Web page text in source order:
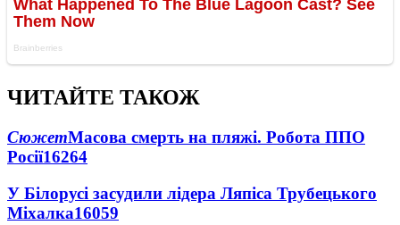
ЧИТАЙТЕ ТАКОЖ
СюжетМасова смерть на пляжі. Робота ППО
Росії16264
У Білорусі засудили лідера Ляпіса Трубецького
Міхалка16059